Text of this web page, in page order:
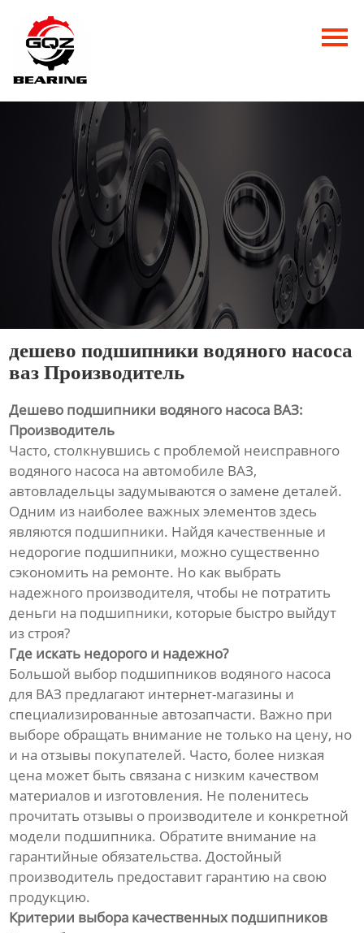
Главная
Продукция
Новости
Контакты
дешево подшипники водяного насоса
ваз Производитель
Дешево подшипники водяного насоса ВАЗ:
Производитель
Часто, столкнувшись с проблемой неисправного
водяного насоса на автомобиле ВАЗ,
автовладельцы задумываются о замене деталей.
Одним из наиболее важных элементов здесь
являются подшипники. Найдя качественные и
недорогие подшипники, можно существенно
сэкономить на ремонте. Но как выбрать
надежного производителя, чтобы не потратить
деньги на подшипники, которые быстро выйдут
из строя?
Где искать недорого и надежно?
Большой выбор подшипников водяного насоса
для ВАЗ предлагают интернет-магазины и
специализированные автозапчасти. Важно при
выборе обращать внимание не только на цену, но
и на отзывы покупателей. Часто, более низкая
цена может быть связана с низким качеством
материалов и изготовления. Не поленитесь
прочитать отзывы о производителе и конкретной
модели подшипника. Обратите внимание на
гарантийные обязательства. Достойный
производитель предоставит гарантию на свою
продукцию.
Критерии выбора качественных подшипников